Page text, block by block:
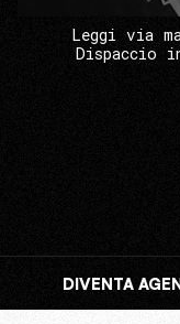
Leggi via
Dispaccio
DIVENTA